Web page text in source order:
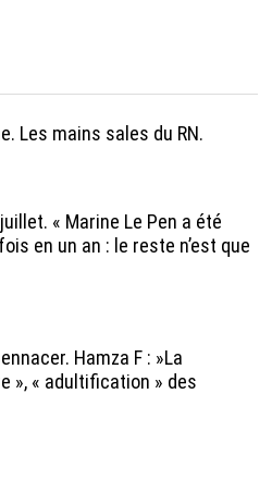
Les mains sales du RN.
« Marine Le Pen a été
en un an : le reste n’est que
Hamza F : »La
», « adultification » des